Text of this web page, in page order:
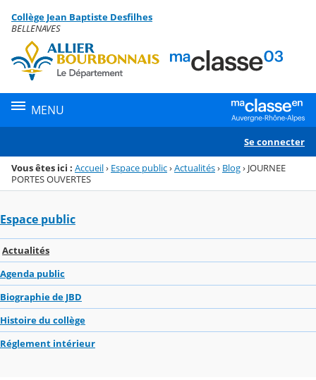
Menu de la rubrique
Contenu
Collège Jean Baptiste Desfilhes
BELLENAVES
MENU
Se connecter
Vous êtes ici : Accueil› Espace public›Actualités› Blog› JOURNEE
PORTES OUVERTES
Espace public
Actualités
Agenda public
Biographie de JBD
Histoire du collège
Réglement intérieur